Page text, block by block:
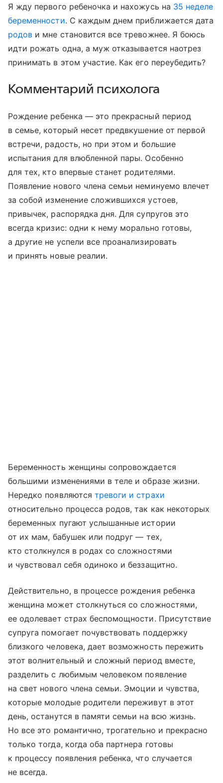
Я жду первого ребеночка и нахожусь на 35 неделе
беременности. С каждым днем приближается дата
родов и мне становится все тревожнее. Я боюсь
идти рожать одна, а муж отказывается наотрез
принимать в этом участие. Как его переубедить?
Комментарий психолога
Рождение ребенка — это прекрасный период
в семье, который несет предвкушение от первой
встречи, радость, но при этом и большие
испытания для влюбленной пары. Особенно
для тех, кто впервые станет родителями.
Появление нового члена семьи неминуемо влечет
за собой изменение сложившихся устоев,
привычек, распорядка дня. Для супругов это
всегда кризис: одни к нему морально готовы,
а другие не успели все проанализировать
и принять новые реалии.
Беременность женщины сопровождается
большими изменениями в теле и образе жизни.
Нередко появляются тревоги и страхи
относительно процесса родов, так как некоторых
беременных пугают услышанные истории
от их мам, бабушек или подруг — тех,
кто столкнулся в родах со сложностями
и чувствовал себя одиноко и беззащитно.
Действительно, в процессе рождения ребенка
женщина может столкнуться со сложностями,
ее одолевает страх беспомощности. Присутствие
супруга помогает почувствовать поддержку
близкого человека, дает возможность пережить
этот волнительный и сложный период вместе,
разделить с любимым человеком появление
на свет нового члена семьи. Эмоции и чувства,
которые молодые родители переживут в этот
день, останутся в памяти семьи на всю жизнь.
Но все это романтично, трогательно и прекрасно
только тогда, когда оба партнера готовы
к процессу появления ребенка, что случается
не всегда.